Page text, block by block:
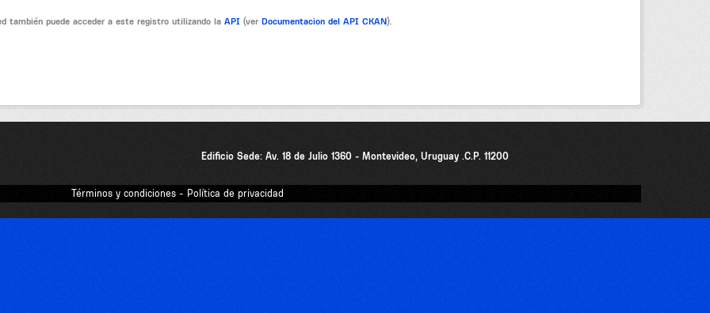
también puede acceder a este registro utilizando la API (ver Documentacion del API CKAN).
Edificio Sede: Av. 18 de Julio 1360 - Montevideo, Uruguay .C.P. 11200
Términos y condiciones - Política de privacidad